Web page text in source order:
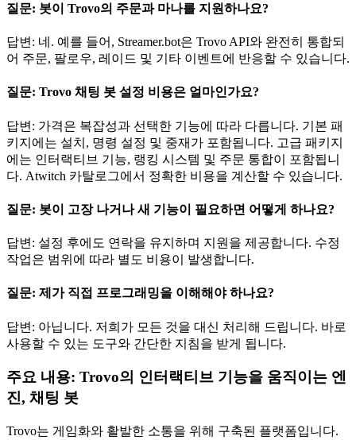
질문: 봇이 Trovo의 주문과 마나를 지원하나요?
답변: 네. 예를 들어, Streamer.bot은 Trovo API와 완전히 통합되
어 주문, 팔로우, 레이드 및 기타 이벤트에 반응할 수 있습니다.
질문: Trovo 채팅 봇 설정 비용은 얼마인가요?
답변: 가격은 복잡성과 선택한 기능에 따라 다릅니다. 기본 패
키지에는 설치, 명령 설정 및 중재가 포함됩니다. 고급 패키지
에는 인터랙티브 기능, 랭킹 시스템 및 주문 통합이 포함됩니
다. Atwitch 카탈로그에서 정확한 비용을 계산할 수 있습니다.
질문: 봇이 고장 나거나 새 기능이 필요하면 어떻게 하나요?
답변: 설정 후에도 연락을 유지하며 지원을 제공합니다. 수정
작업은 범위에 따라 별도 비용이 발생합니다.
질문: 제가 직접 프로그래밍을 이해해야 하나요?
답변: 아닙니다. 저희가 모든 것을 대신 처리해 드립니다. 바로
사용할 수 있는 도구와 간단한 지침을 받게 됩니다.
주요 내용: Trovo의 인터랙티브 기능을 움직이는 엔
진, 채팅 봇
Trovo는 게임화와 활발한 소통을 위해 구축된 플랫폼입니다.